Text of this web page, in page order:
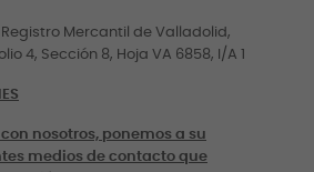
Registro Mercantil de Valladolid,
4, Sección 8, Hoja VA 6858, I/A 1
nosotros, ponemos a su
medios de contacto que